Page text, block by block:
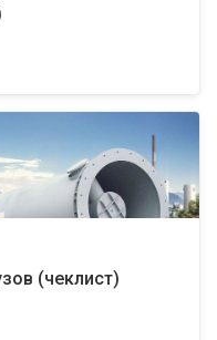
(чеклист)